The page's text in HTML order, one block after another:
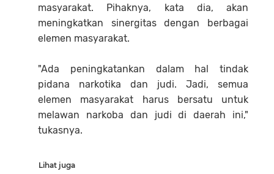
masyarakat. Pihaknya, kata dia, akan
meningkatkan sinergitas dengan berbagai
elemen masyarakat.
"Ada peningkatankan dalam hal tindak
pidana narkotika dan judi. Jadi, semua
elemen masyarakat harus bersatu untuk
melawan narkoba dan judi di daerah ini,"
tukasnya.
Lihat juga